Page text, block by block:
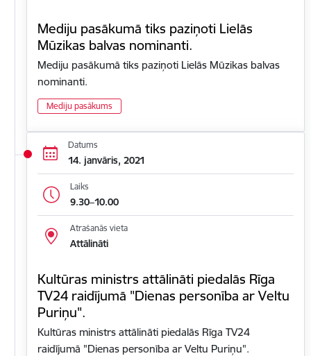
Mediju pasākumā tiks paziņoti Lielās
Mūzikas balvas nominanti.
Mediju pasākumā tiks paziņoti Lielās Mūzikas balvas
nominanti.
Mediju pasākums
Datums
14. janvāris, 2021
Laiks
9.30–10.00
Atrašanās vieta
Attālināti
Kultūras ministrs attālināti piedalās Rīga
TV24 raidījumā "Dienas personība ar Veltu
Puriņu".
Kultūras ministrs attālināti piedalās Rīga TV24
raidījumā "Dienas personība ar Veltu Puriņu".